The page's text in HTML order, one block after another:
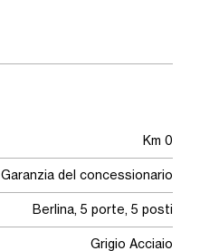
Km 0
Garanzia del concessionario
Berlina, 5 porte, 5 posti
Grigio Acciaio